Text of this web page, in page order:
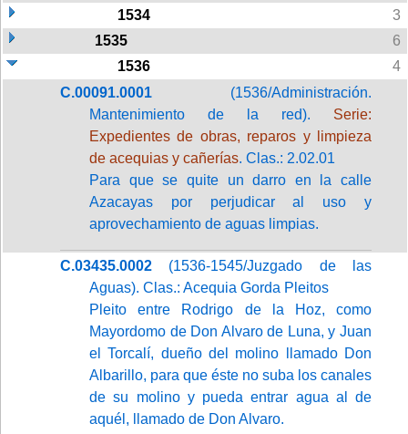
1534
3
1535
6
1536
4
C.00091.0001 (1536/Administración.
Mantenimiento de la red). Serie:
Expedientes de obras, reparos y limpieza
de acequias y cañerías. Clas.: 2.02.01
Para que se quite un darro en la calle
Azacayas por perjudicar al uso y
aprovechamiento de aguas limpias.
C.03435.0002 (1536-1545/Juzgado de las
Aguas). Clas.: Acequia Gorda Pleitos
Pleito entre Rodrigo de la Hoz, como
Mayordomo de Don Alvaro de Luna, y Juan
el Torcalí, dueño del molino llamado Don
Albarillo, para que éste no suba los canales
de su molino y pueda entrar agua al de
aquél, llamado de Don Alvaro.